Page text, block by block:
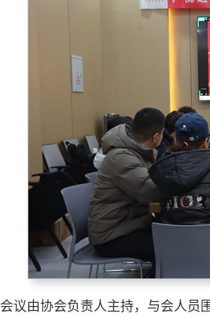
会议由协会负责人主持，与会人员